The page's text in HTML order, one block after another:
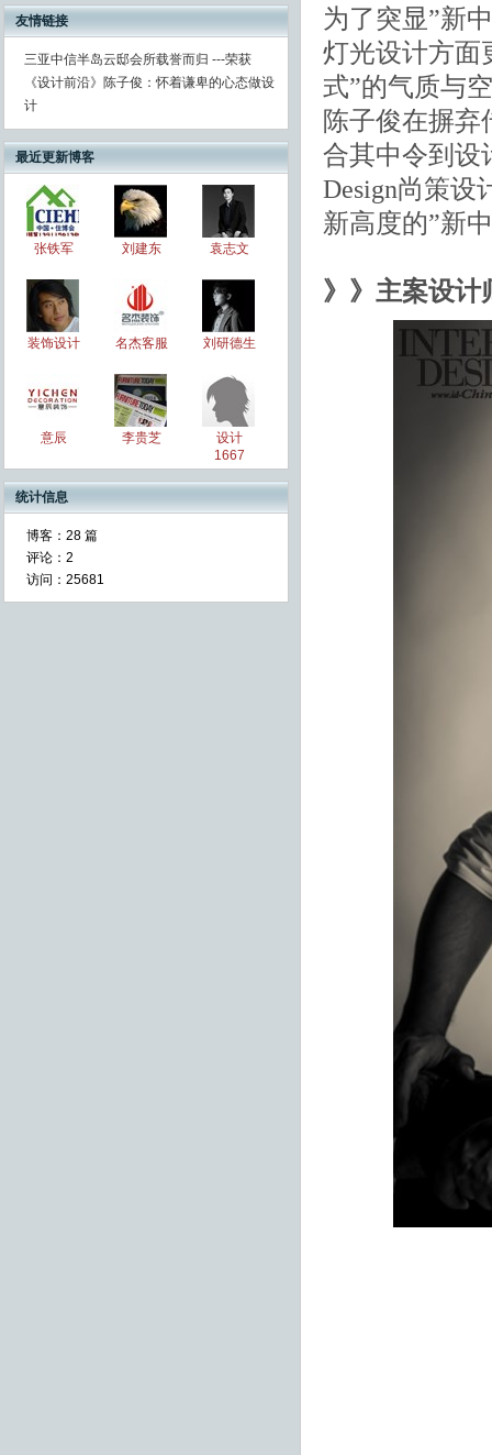
友情链接
三亚中信半岛云邸会所载誉而归 ---荣获
《设计前沿》陈子俊：怀着谦卑的心态做设
计
最近更新博客
张铁军 刘建东 袁志文
装饰设计 名杰客服 刘研德生
意辰 李贵芝
设计
1667
统计信息
博客： 28 篇
评论： 2
访问： 25681
为了突显”新
灯光设计方面
式”的气质与
陈子俊在摒
合其中令到设
Design尚策设
新高度的”新
》》 主案设计